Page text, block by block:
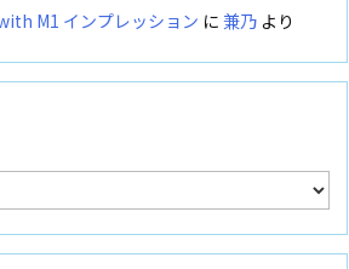
M1 インプレッション に 兼乃 より